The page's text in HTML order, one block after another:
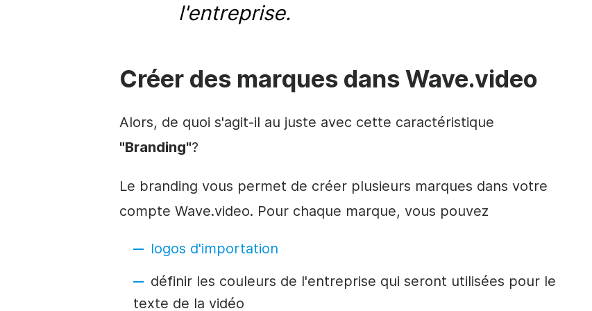
l'entreprise.
Créer des marques dans Wave.video
Alors, de quoi s'agit-il au juste avec cette caractéristique
"Branding"?
Le branding vous permet de créer plusieurs marques dans votre
compte Wave.video. Pour chaque marque, vous pouvez
logos d'importation
définir les couleurs de l'entreprise qui seront utilisées pour le
texte de la vidéo